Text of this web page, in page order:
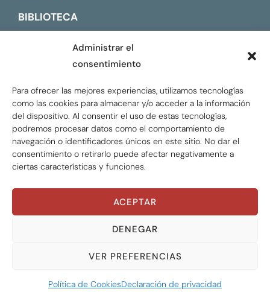
Administrar el
consentimiento
Para ofrecer las mejores experiencias, utilizamos tecnologías
como las cookies para almacenar y/o acceder a la información
del dispositivo. Al consentir el uso de estas tecnologías,
podremos procesar datos como el comportamiento de
navegación o identificadores únicos en este sitio. No dar el
consentimiento o retirarlo puede afectar negativamente a
ciertas características y funciones.
ACEPTAR
DENEGAR
VER PREFERENCIAS
Política de CookiesDeclaración de privacidad
BIBLIOTECA
Global Tax Justice © 2026. Todos los derechos
Privacy policy